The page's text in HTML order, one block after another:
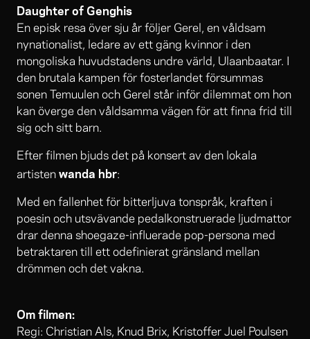
Daughter of Genghis
En episk resa över sju år följer Gerel, en våldsam
nynationalist, ledare av ett gäng kvinnor i den
mongoliska huvudstadens undre värld, Ulaanbaatar. I
den brutala kampen för fosterlandet försummas
sonen Temuulen och Gerel står inför dilemmat om hon
kan överge den våldsamma vägen för att finna frid till
sig och sitt barn.
Efter filmen bjuds det på konsert av den lokala
artisten wanda hbr:
Med en fallenhet för bitterljuva tonspråk, kraften i
poesin och utsvävande pedalkonstruerade ljudmattor
drar denna shoegaze-influerade pop-persona med
betraktaren till ett odefinierat gränsland mellan
drömmen och det vakna.
Om filmen:
Regi: Christian Als, Knud Brix, Kristoffer Juel Poulsen